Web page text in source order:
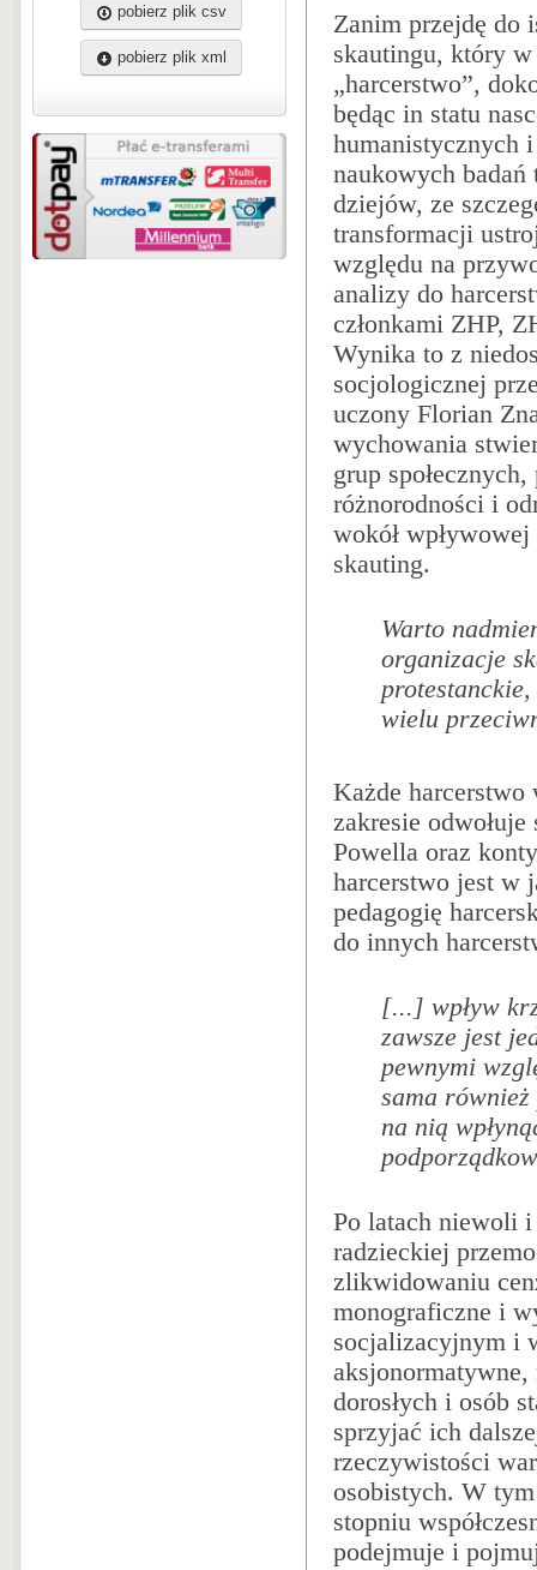
pobierz plik csv
pobierz plik xml
Zanim przejdę do
skautingu, który w
„harcerstwo”,
będąc in statu
humanistycznych
naukowych badań
dziejów, ze
transformacji
względu na
analizy do
członkami ZHP,
Wynika to z
socjologicznej
uczony Florian
wychowania
grup
różnorodności i
wokół
skauting.
Warto
organizacje
wielu
Każde
zakresie
Powella oraz
harcerstwo jest w
pedagogię
do innych
[...] wpływ
zawsze jest
pewnymi
sama również
na nią
Po latach niewoli
radzieckiej
zlikwidowaniu
monograficzne i
socjalizacyjnym i
dorosłych i osób
sprzyjać ich
rzeczywistości
osobistych. W
stopniu
podejmuje i